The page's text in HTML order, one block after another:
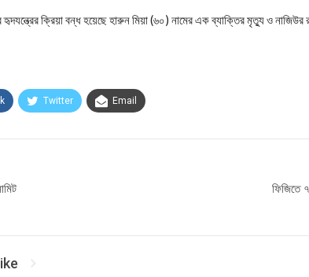
ক্রিয়া বন্ধ হয়েছে হারুন মিয়া (৬০) নামের এক ব্যাক্তির মৃত্যু ও
Twitter Email
ফিজিতে